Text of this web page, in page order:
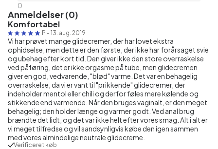
0
Anmeldelser (0)
Komfortabel
P - 13. aug. 2019
Vi har prøvet mange glidecremer, der har lovet ekstra
ophidselse, men dette er den første, der ikke har forårsaget svie
og ubehag efter kort tid. Den giver ikke den store overraskelse
ved påføring, det er ikke orgasme på tube, men glidecremen
giver en god, vedvarende, "blød" varme. Det var en behagelig
overraskelse, da vi er vant til "prikkende" glidecremer, der
indeholder mentol eller chili og derfor føles mere kølende og
stikkende end varmende. Når den bruges vaginalt, er den meget
behagelig; den holder længe og varmer godt. Ved anal brug
brændte det lidt, og det var ikke helt efter vores smag. Alt i alt er
vi meget tilfredse og vil sandsynligvis købe den igen sammen
med vores almindelige neutrale glidecreme.
Verificeret køb